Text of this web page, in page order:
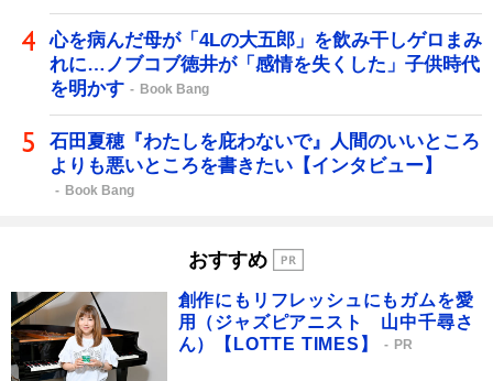
心を病んだ母が「4Lの大五郎」を飲み干しゲロまみ
れに…ノブコブ徳井が「感情を失くした」子供時代
を明かす
Book Bang
石田夏穂『わたしを庇わないで』人間のいいところ
よりも悪いところを書きたい【インタビュー】
Book Bang
おすすめ
創作にもリフレッシュにもガムを愛
用（ジャズピアニスト 山中千尋さ
ん）【LOTTE TIMES】
PR